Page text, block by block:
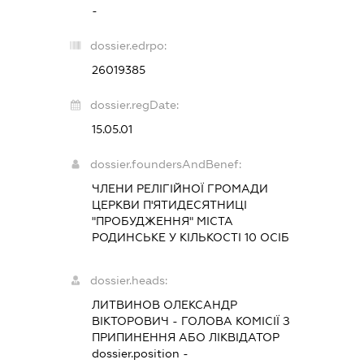
-
dossier.edrpo:
26019385
dossier.regDate:
15.05.01
dossier.foundersAndBenef:
ЧЛЕНИ РЕЛІГІЙНОЇ ГРОМАДИ
ЦЕРКВИ П'ЯТИДЕСЯТНИЦІ
"ПРОБУДЖЕННЯ" МІСТА
РОДИНСЬКЕ У КІЛЬКОСТІ 10 ОСІБ
dossier.heads:
ЛИТВИНОВ ОЛЕКСАНДР
ВІКТОРОВИЧ - ГОЛОВА КОМІСІЇ З
ПРИПИНЕННЯ АБО ЛІКВІДАТОР
dossier.position -